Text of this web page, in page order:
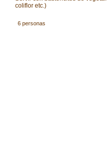
coliflor etc.)
6 personas